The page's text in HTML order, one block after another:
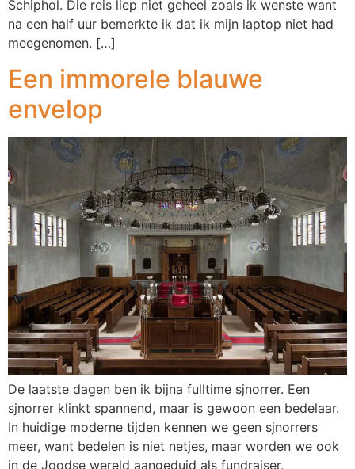
Schiphol. Die reis liep niet geheel zoals ik wenste want
na een half uur bemerkte ik dat ik mijn laptop niet had
meegenomen. […]
Een immorele blauwe
envelop
De laatste dagen ben ik bijna fulltime sjnorrer. Een
sjnorrer klinkt spannend, maar is gewoon een bedelaar.
In huidige moderne tijden kennen we geen sjnorrers
meer, want bedelen is niet netjes, maar worden we ook
in de Joodse wereld aangeduid als fundraiser,